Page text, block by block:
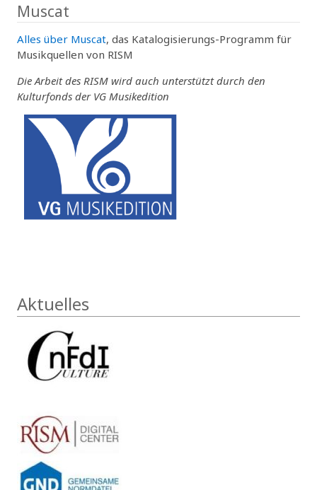
Muscat
Alles über Muscat, das Katalogisierungs-Programm für
Musikquellen von RISM
Die Arbeit des RISM wird auch unterstützt durch den
Kulturfonds der VG Musikedition
Aktuelles